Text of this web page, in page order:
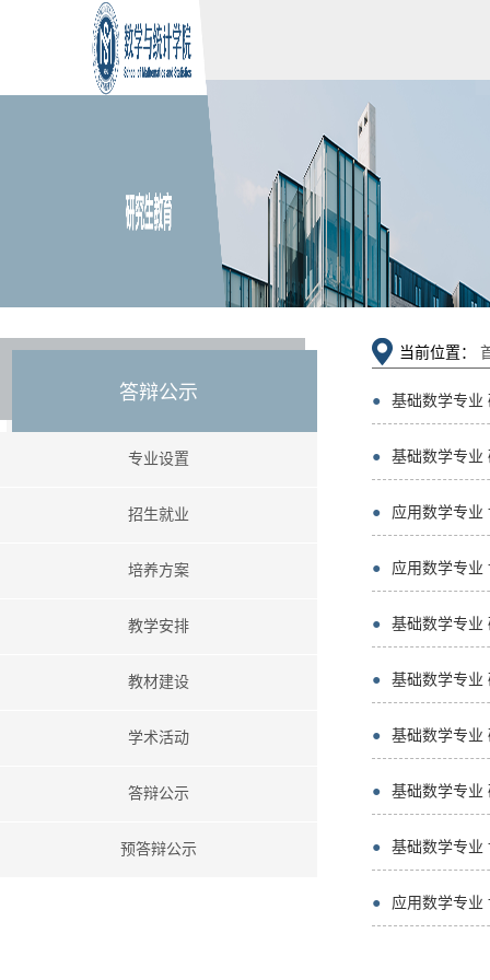
答辩公示
专业设置
招生就业
培养方案
教学安排
教材建设
学术活动
答辩公示
预答辩公示
当前位置：
● 基础数学专业
● 基础数学专业
● 应用数学专业
● 应用数学专业
● 基础数学专业
● 基础数学专业
● 基础数学专业
● 基础数学专业
● 基础数学专业
● 应用数学专业